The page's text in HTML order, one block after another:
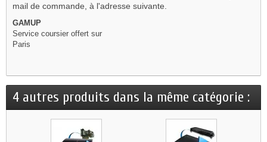
mail de commande, à l'adresse suivante.
GAMUP
Service coursier offert sur
Paris
4 autres produits dans la même catégorie :